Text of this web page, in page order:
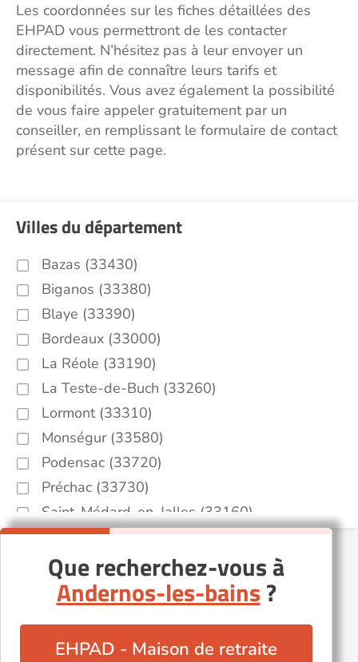
Les coordonnées sur les fiches détaillées des
EHPAD vous permettront de les contacter
directement. N’hésitez pas à leur envoyer un
message afin de connaître leurs tarifs et
disponibilités. Vous avez également la possibilité
de vous faire appeler gratuitement par un
conseiller, en remplissant le formulaire de contact
présent sur cette page.
Villes du département
Bazas (33430)
Biganos (33380)
Blaye (33390)
Bordeaux (33000)
La Réole (33190)
La Teste-de-Buch (33260)
Lormont (33310)
Monségur (33580)
Podensac (33720)
Préchac (33730)
Saint-Médard-en-Jalles (33160)
Sainte-Foy-la-Grande (33220)
Talence (33400)
Que recherchez-vous à
Andernos-les-bains?
EHPAD - Maison de retraite